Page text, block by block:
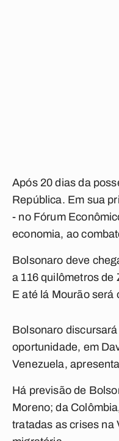
Após 20 dias da
República. Em sua
- no Fórum
economia, ao
Bolsonaro deve
a 116 quilômetros
E até lá Mourão será
Bolsonaro
oportunidade, em
Venezuela,
Há previsão de
Moreno; da
tratadas as crises na